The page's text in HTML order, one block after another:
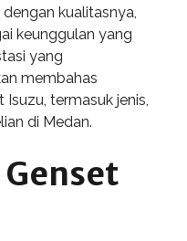
kualitasnya,
keunggulan yang
yang
membahas
termasuk jenis,
di Medan.